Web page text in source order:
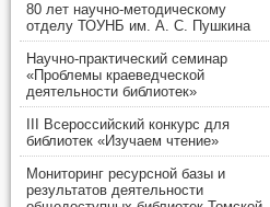
80 лет научно-методическому
отделу ТОУНБ им. А. С. Пушкина
Научно-практический семинар
«Проблемы краеведческой
деятельности библиотек»
III Всероссийский конкурс для
библиотек «Изучаем чтение»
Мониторинг ресурсной базы и
результатов деятельности